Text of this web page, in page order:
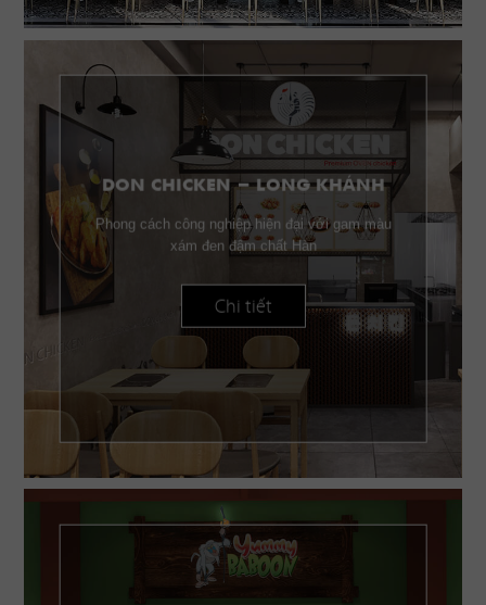
DON CHICKEN - LONG KHÁNH
Phong cách công nghiệp hiện đại với gam màu
xám đen đậm chất Hàn
Chi tiết